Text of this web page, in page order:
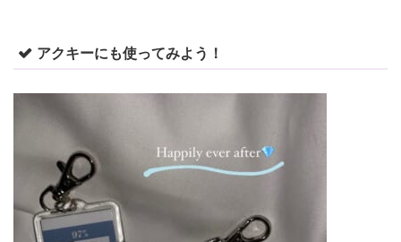
アクキーにも使ってみよう！